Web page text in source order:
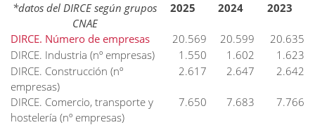
*datos del DIRCE según grupos
CNAE
2025 2024 2023
DIRCE. Número de empresas 20.569 20.599
20.635
DIRCE. Industria (nº empresas)
1.550 1.602
1.623
DIRCE. Construcción (nº
empresas)
2.617 2.647 2.642
DIRCE. Comercio, transporte y
hostelería (nº empresas)
7.650 7.683 7.766